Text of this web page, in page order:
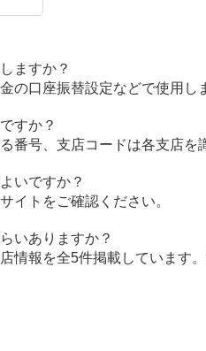
ますか？
の口座振替設定などで使用し
すか？
番号、支店コードは各支店を
いですか？
イトをご確認ください。
いありますか？
情報を全5件掲載しています